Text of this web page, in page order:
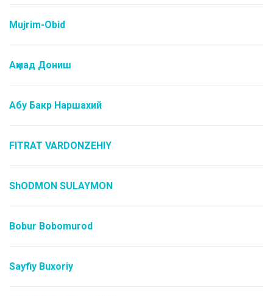
Mujrim-Obid
Аҳмад Дониш
Абу Бакр Наршахий
FITRAT VARDONZEHIY
ShODMON SULAYMON
Bobur Bobomurod
Sayfiy Buxoriy